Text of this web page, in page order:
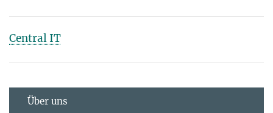
Central IT
Über uns